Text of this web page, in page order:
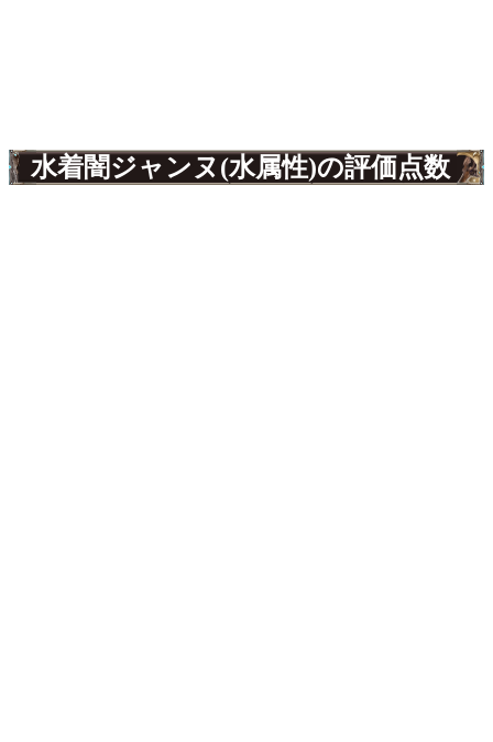
水着闇ジャンヌ(水属性)の評価点数